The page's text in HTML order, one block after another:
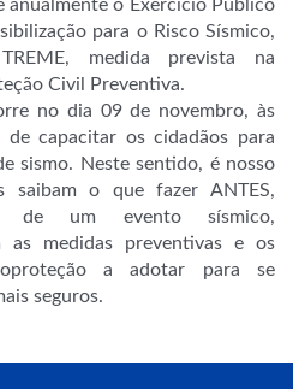
anualmente o Exercício Público
para o Risco Sísmico,
medida prevista na
Civil Preventiva.
no dia 09 de novembro, às
capacitar os cidadãos para
sismo. Neste sentido, é nosso
saibam o que fazer ANTES,
de um evento sísmico,
as medidas preventivas e os
a adotar para se
seguros.